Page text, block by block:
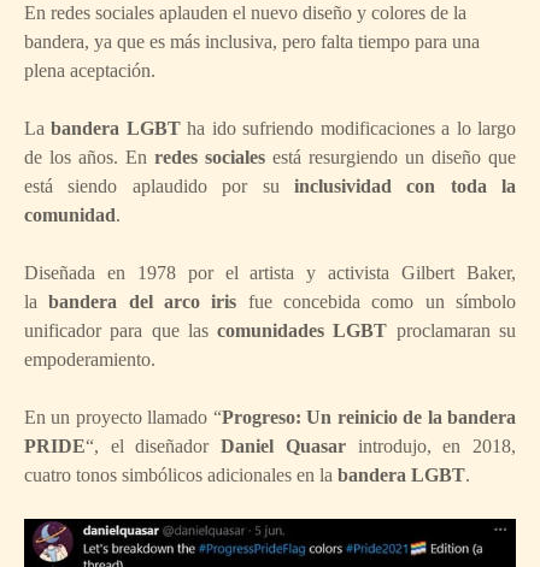
En redes sociales aplauden el nuevo diseño y colores de la
bandera, ya que es más inclusiva, pero falta tiempo para una
plena aceptación.
Labandera LGBTha ido sufriendo modificaciones a lo largo
de los años. En redes sociales está resurgiendo un diseño que
está siendo aplaudido por su inclusividad con toda la
comunidad.
Diseñada en 1978 por el artista y activista Gilbert Baker,
labandera del arco iris fue concebida como un símbolo
unificador para que lascomunidades LGBT proclamaran su
empoderamiento.
En un proyecto llamado “Progreso: Un reinicio de la bandera
PRIDE“, el diseñadorDaniel Quasarintrodujo, en 2018,
cuatro tonos simbólicos adicionales en la bandera LGBT.